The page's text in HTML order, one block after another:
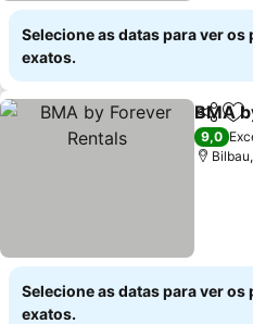
Selecione as datas para ver os
exatos.
BMA
9,0
Selecione as datas para ver os
exatos.